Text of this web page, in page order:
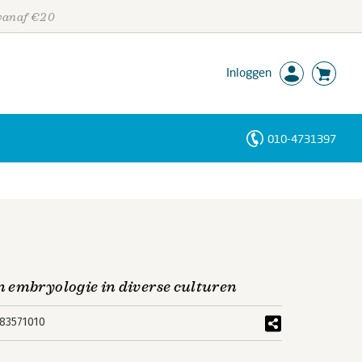
€20
Inloggen
010-4731397
embryologie in diverse culturen
Personen